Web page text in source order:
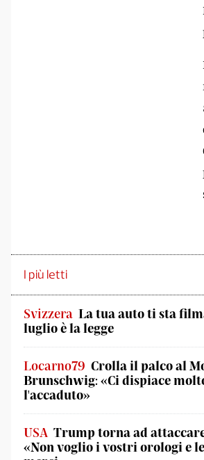
I più letti
Svizzera La tua auto ti sta
luglio è la legge
Locarno79 Crolla il palco al
Brunschwig: «Ci dispiace
l'accaduto»
USA Trump torna ad
«Non voglio i vostri orologi e